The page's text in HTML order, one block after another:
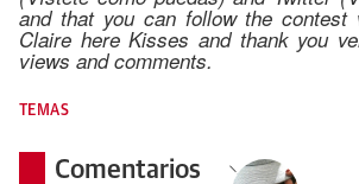
and that you can follow the contest
Claire here Kisses and thank you
views and comments.
TEMAS
Comentarios